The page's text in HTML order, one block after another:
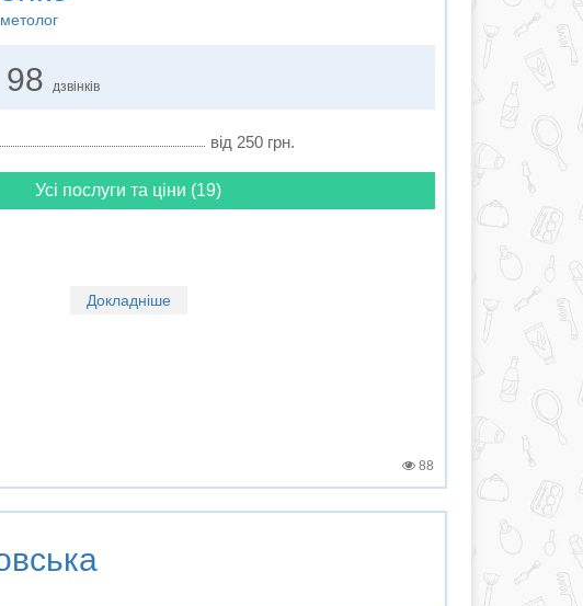
98 дзвінків
від 250 грн.
Усі послуги та ціни (19)
Докладніше
88